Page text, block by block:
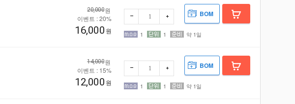
20,000원
이벤트 : 20%
16,000 원
BOM
1 1 약 1일
14,000원
이벤트 : 15%
12,000 원
BOM
1 1 약 1일